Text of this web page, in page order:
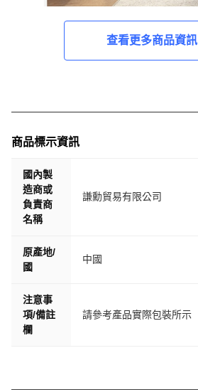
查看更多商品資訊
商品標示資訊
國內製
造商或
負責商
名稱
謙勳貿易有限公司
原產地/
國
中國
注意事
項/備註
欄
請參考產品實際包裝所示